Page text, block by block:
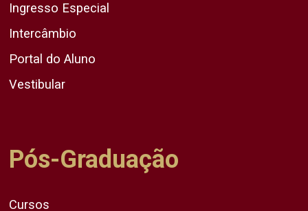
Ingresso Especial
Intercâmbio
Portal do Aluno
Vestibular
Pós-Graduação
Cursos